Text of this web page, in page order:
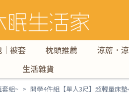
被套 枕頭推薦 涼蓆．
生活雜貨
套組~ 開學4件組【單人3尺】超輕量床